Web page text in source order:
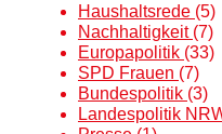
Haushaltsrede (5)
Nachhaltigkeit (7)
Europapolitik (33)
SPD Frauen (7)
Bundespolitik (3)
Landespolitik